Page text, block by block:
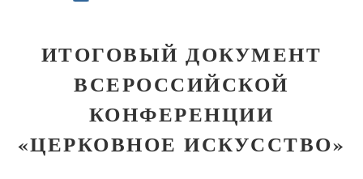
ИТОГОВЫЙ ДОКУМЕНТ
ВСЕРОССИЙСКОЙ
КОНФЕРЕНЦИИ
«ЦЕРКОВНОЕ ИСКУССТВО»